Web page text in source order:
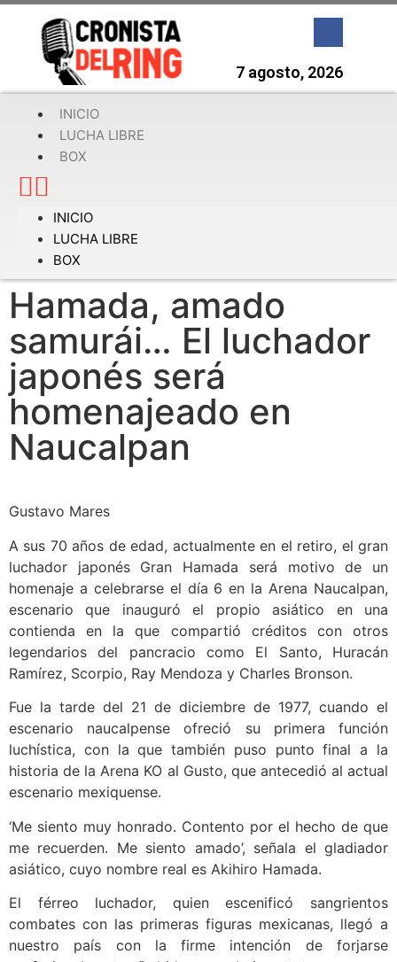
7 agosto, 2026
INICIO
LUCHA LIBRE
BOX
INICIO
LUCHA LIBRE
BOX
Hamada, amado
samurái… El luchador
japonés será
homenajeado en
Naucalpan
Gustavo Mares
A sus 70 años de edad, actualmente en el retiro, el gran
luchador japonés Gran Hamada será motivo de un
homenaje a celebrarse el día 6 en la Arena Naucalpan,
escenario que inauguró el propio asiático en una
contienda en la que compartió créditos con otros
legendarios del pancracio como El Santo, Huracán
Ramírez, Scorpio, Ray Mendoza y Charles Bronson.
Fue la tarde del 21 de diciembre de 1977, cuando el
escenario naucalpense ofreció su primera función
luchística, con la que también puso punto final a la
historia de la Arena KO al Gusto, que antecedió al actual
escenario mexiquense.
‘Me siento muy honrado. Contento por el hecho de que
me recuerden. Me siento amado’, señala el gladiador
asiático, cuyo nombre real es Akihiro Hamada.
El férreo luchador, quien escenificó sangrientos
combates con las primeras figuras mexicanas, llegó a
nuestro país con la firme intención de forjarse